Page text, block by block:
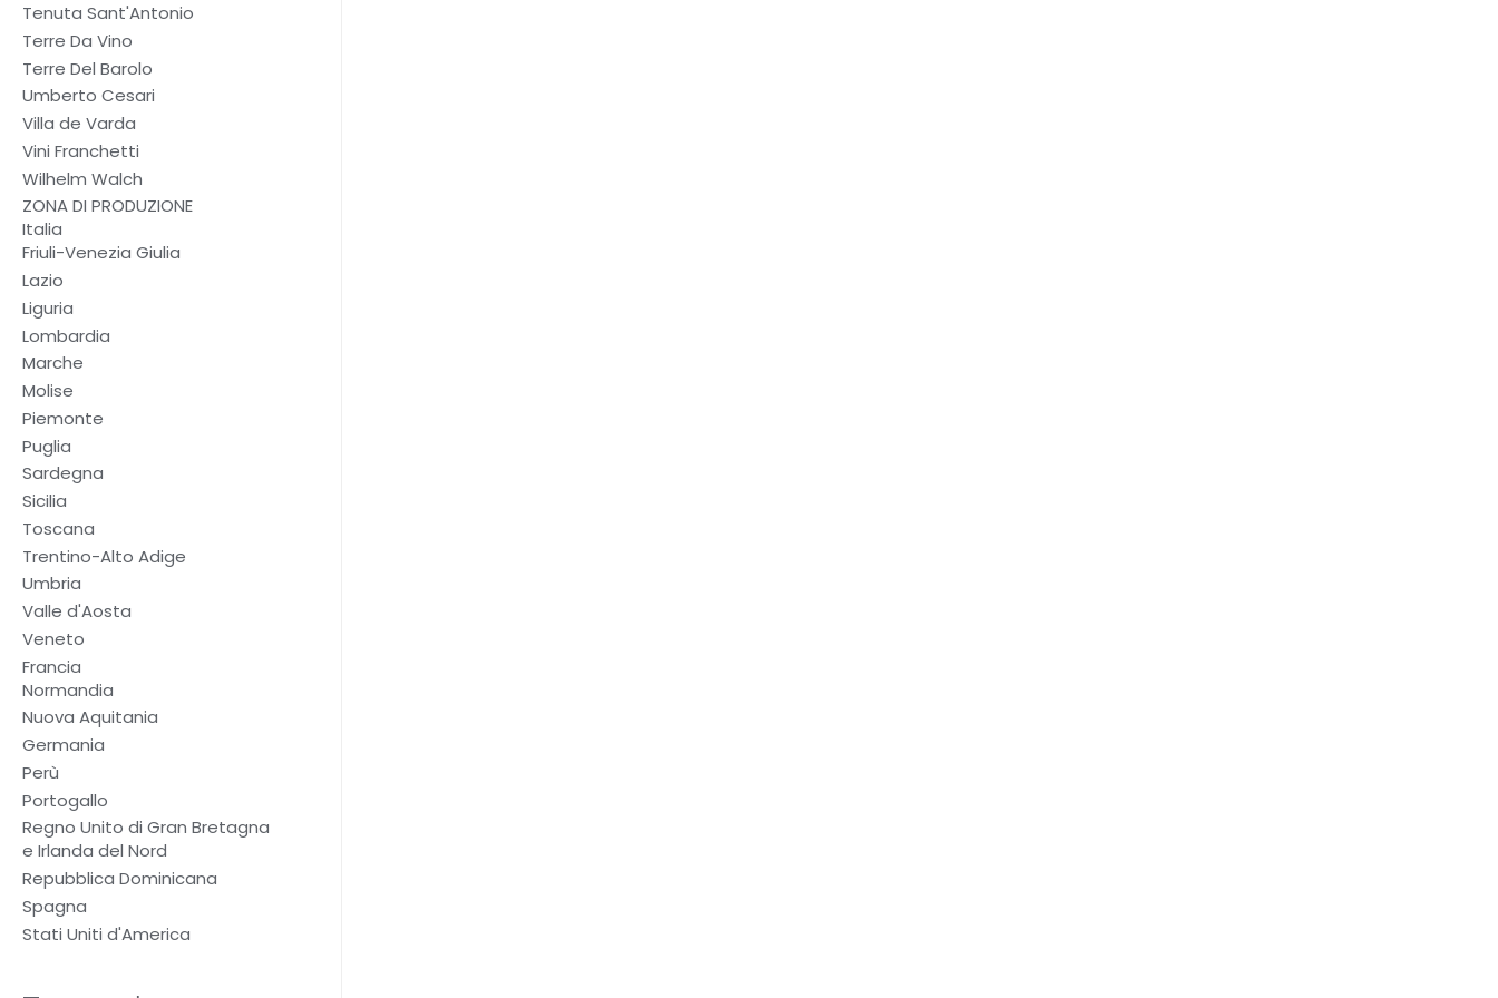
Tenuta Sant'Antonio
Terre Da Vino
Terre Del Barolo
Umberto Cesari
Villa de Varda
Vini Franchetti
Wilhelm Walch
ZONA DI PRODUZIONE
Italia
Friuli-Venezia Giulia
Lazio
Liguria
Lombardia
Marche
Molise
Piemonte
Puglia
Sardegna
Sicilia
Toscana
Trentino-Alto Adige
Umbria
Valle d'Aosta
Veneto
Francia
Normandia
Nuova Aquitania
Germania
Perù
Portogallo
Regno Unito di Gran Bretagna
e Irlanda del Nord
Repubblica Dominicana
Spagna
Stati Uniti d'America